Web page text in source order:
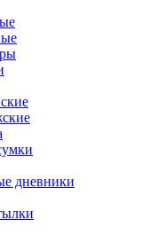
дневники